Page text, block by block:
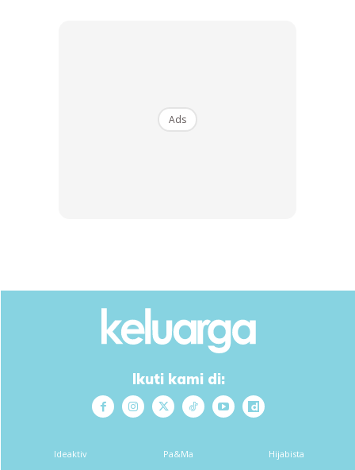
CENDAWAN RANGUP BY
RM14.6 RM14.6
SHOPEE MY
[500g – 1kg] Frozen Halal
Dimsum / Dimsum Sejuk
Ads
Ikuti kami di:
Ideaktiv Pa&Ma Hijabista